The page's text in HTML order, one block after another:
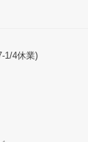
1/4休業)